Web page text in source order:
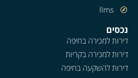
llms
נכסים
דירות למכירה בחיפה
דירות למכירה בקריות
דירות להשקעה בחיפה